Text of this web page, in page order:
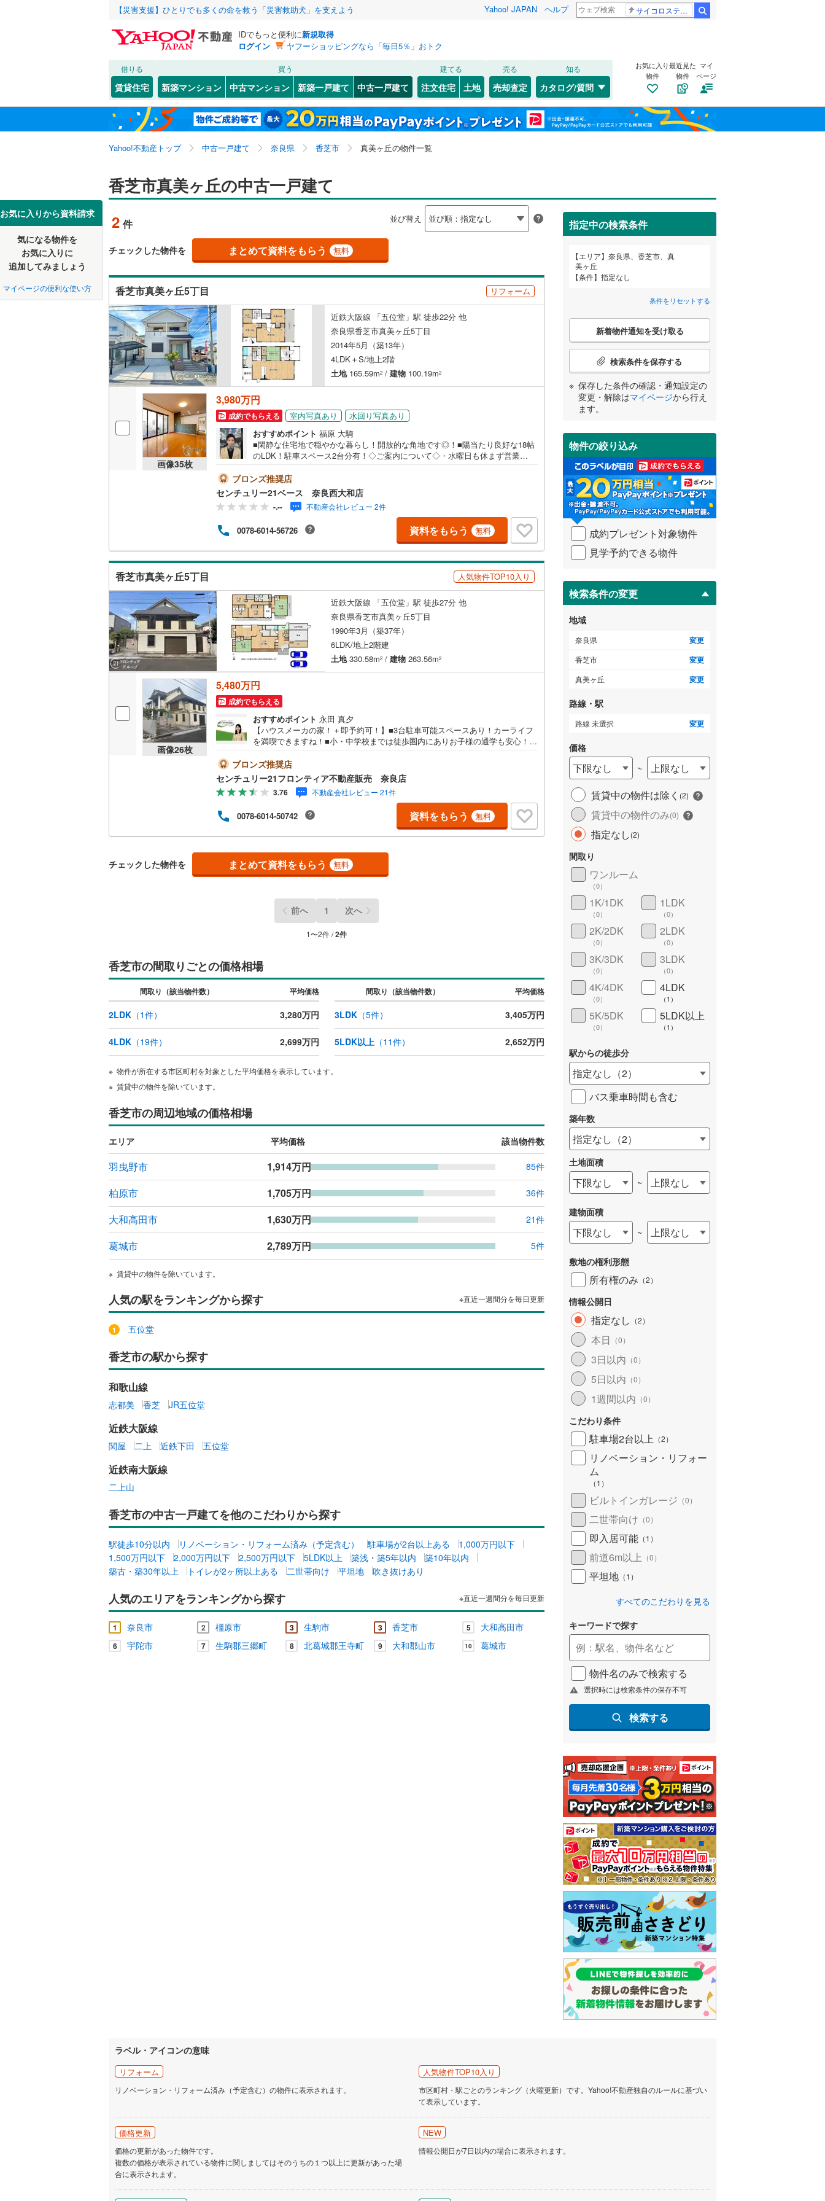
【災害支援】ひとりでも多くの命を救う「災害救助犬」を支えよう Yahoo! JAPAN ヘルプ サイコロステーキ先輩
IDでもっと便利に新規取得
ログイン
ヤフーショッピングなら「毎日5％」おトク
借りる
賃貸住宅
買う
新築マンション 中古マンション 新築一戸建て 中古一戸建て
建てる
注文住宅 土地
売る
売却査定
知る
カタログ/質問
お気に入り
物件
最近見た
物件
マイ
ページ
Yahoo!不動産トップ 中古一戸建て 奈良県 香芝市 真美ヶ丘の物件一覧
お気に入りから資料請求
気になる物件を
お気に入りに
追加してみましょう
マイページの便利な使い方
香芝市真美ヶ丘の中古一戸建て
2 件 並び替え
チェックした物件を まとめて資料をもらう 無料
香芝市真美ヶ丘5丁目 リフォーム
近鉄大阪線 「五位堂」駅 徒歩22分 他
奈良県香芝市真美ヶ丘5丁目
2014年5月（築13年）
4LDK＋S/地上2階
土地165.59m2 / 建物 100.19m2
画像35枚
3,980万円
成約でもらえる 室内写真あり
水回り写真あり
おすすめポイント 福原 大騎
■閑静な住宅地で穏やかな暮らし！開放的な角地です◎！■陽当たり良好な18帖
のLDK！駐車スペース2台分有！◇ご案内について◇・水曜日も休まず営業
ご対応できます！◇住宅ローンもお任せください！◇・提携銀行多数あり（地
方銀行・都市銀行・信用金庫etc）・優遇後適用金利 0.875％～（審査内容によ
り異なります）--- ◇◇ Yahoo！不動産キャンペーン対象店舗 ◇◇ ----当店で物
件を成約いただくとPayPayボーナスライトがもらえる【Yahoo！不動産/物件ご
成約キャンペーン】の対象になります。「資料をもらう」「見学予約をする」
からエントリーください。※必ずYahoo！ JAPAN IDでログインのうえお問い合
ブロンズ推奨店
センチュリー21ベース 奈良西大和店
-.-- 不動産会社レビュー 2件
0078-6014-56726 資料をもらう 無料
香芝市真美ヶ丘5丁目 人気物件TOP10入り
近鉄大阪線 「五位堂」駅 徒歩27分 他
奈良県香芝市真美ヶ丘5丁目
1990年3月（築37年）
6LDK/地上2階建
土地330.58m2 / 建物 263.56m2
画像26枚
5,480万円
成約でもらえる
おすすめポイント 永田 真夕
【ハウスメーカの家！＋即予約可！】■3台駐車可能スペースあり！カーライフ
を満喫できますね！■小・中学校までは徒歩圏内にありお子様の通学も安心！■
め、開放感があり、室内に光を取り込みやすい構造です。・和室と洋室が両方
あり用途多彩にお使いいただけます！・近隣には商業施設多数あり生活至便！
立地・真美ケ丘第二小学校まで徒歩約6分・真美ケ丘中学校まで徒歩約10分 弊
社が選ばれる理由 1.お金の扱い方のプロ、ファイナンシャルプランナーが資金
計画をサポート！2.買い替えなどにも対応できる売却専門チームあり！3.たくさ
んの銀行と繋がりがあるため、最も低金利になるように審査が可能！4.物件の
お引渡し後に必要になったお家のリフォームも弊社のリフォームプランナーが
ご提案！5.定期的にご連絡を繋ぎ、有事の際に迅速にサポートいたします弊社
は専門家同士が連携をとっているため、より多くの知見がございます。お気軽
にお問合せください！
ブロンズ推奨店
センチュリー21フロンティア不動産販売 奈良店
3.76 不動産会社レビュー 21件
0078-6014-50742 資料をもらう 無料
チェックした物件を まとめて資料をもらう 無料
前へ 1 次へ
1〜2件 /2件
香芝市の間取りごとの価格相場
間取り（該当物件数） 平均価格 間取り（該当物件数） 平均価格
2LDK （1件） 3,280万円 3LDK（5件） 3,405万円
4LDK （19件） 2,699万円 5LDK以上（11件） 2,652万円
物件が所在する市区町村を対象とした平均価格を表示しています。
賃貸中の物件を除いています。
香芝市の周辺地域の価格相場
エリア 平均価格 該当物件数
羽曳野市 1,914万円 85件
柏原市 1,705万円 36件
大和高田市 1,630万円 21件
葛城市 2,789万円 5件
賃貸中の物件を除いています。
人気の駅をランキングから探す ※直近一週間分を毎日更新
五位堂
香芝市の駅から探す
和歌山線
志都美 香芝 JR五位堂
近鉄大阪線
関屋 二上 近鉄下田 五位堂
近鉄南大阪線
二上山
香芝市の中古一戸建てを他のこだわりから探す
駅徒歩10分以内 リノベーション・リフォーム済み（予定含む） 駐車場が2台以上ある
1,000万円以下
1,500万円以下
2,000万円以下 2,500万円以下 5LDK以上 築浅・築5年以内
築10年以内
築古・築30年以上
トイレが2ヶ所以上ある 二世帯向け 平坦地 吹き抜けあり
人気のエリアをランキングから探す ※直近一週間分を毎日更新
1 奈良市 2 橿原市 3 生駒市 3 香芝市 5 大和高田市
6 宇陀市 7 生駒郡三郷町 8 北葛城郡王寺町 9 大和郡山市 10 葛城市
指定中の検索条件
エリア
奈良県、香芝市、真
美ヶ丘
条件
指定なし
条件をリセットする
こ
検
条
件
受
け
取
る
・
条
件
を
イ
ペ
ジ
に
保
存
す
る
新着物件通知を受け取る
検索条件を保存する
保存した条件の確認・通知設定の
変更・解除はマイページから行え
ます。
物件の絞り込み
成約プレゼント対象物件
見学予約できる物件
検索条件の変更
地域
奈良県 変更
香芝市 変更
真美ヶ丘 変更
路線・駅
路線 未選択 変更
価格
下限なし ~
上限なし
賃貸中の物件は除く (2)
賃貸中の物件のみ(0)
指定なし(2)
間取り
ワンルーム
（0）
1K/1DK
（0）
1LDK
（0）
2K/2DK
（0）
2LDK
（0）
3K/3DK
（0）
3LDK
（0）
4K/4DK
（0）
4LDK
（1 ）
5K/5DK
（0）
5LDK以上
（1 ）
駅からの徒歩分
指定なし （2）
バス乗車時間も含む
築年数
指定なし （2）
土地面積
下限なし ~ 上限なし
建物面積
下限なし ~ 上限なし
敷地の権利形態
所有権のみ （2）
情報公開日
指定なし （2）
本日 （0）
3日以内 （0）
5日以内 （0）
1週間以内 （0）
こだわり条件
駐車場2台以上 （2）
リノベーション・リフォー
ム
（1 ）
ビルトインガレージ （0）
二世帯向け （0）
即入居可能 （1 ）
前道6m以上 （0）
平坦地 （1 ）
すべてのこだわりを見る
キーワードで探す
物件名のみで検索する
選択時には検索条件の保存不可
検索する
ラベル・アイコンの意味
リフォーム
リノベーション・リフォーム済み（予定含む）の物件に表示されます。
人気物件TOP10入り
市区町村・駅ごとのランキング（火曜更新）です。Yahoo!不動産独自のルールに基づい
て表示しています。
価格更新
価格の更新があった物件です。
複数の価格が表示されている物件に関しましてはそのうちの１つ以上に更新があった場
合に表示されます。
NEW
情報公開日が7日以内の場合に表示されます。
北海道 北海道
東北 青森 岩手 宮城 秋田 山形 福島
関東 東京 神奈川 埼玉 千葉
信越・北陸 新潟 長野
三重
近畿 大阪 兵庫
中国 鳥取 島根 岡山 広島 山口
四国 徳島 愛媛 高知
九州・沖縄 福岡 佐賀 長崎 鹿児島 沖縄
該当物件0 件 この条件で検索する
奈良市(95) 大和高田市(21) 大和郡山市(18)
天理市(16) 橿原市(25) 桜井市(21)
五條市
1) 御所市(
香芝市(37
山辺郡山添村(0) 生駒郡平群町(10) 生駒郡三郷町(9)
生駒郡安堵町 (5) 磯城郡川西町(2)
磯城郡三宅町(3)
高市郡明日香村
) 14)
北葛城郡河合町
吉野郡吉野町(0 吉野郡大淀町(1)
吉野郡下市町( 吉野郡黒滝村 吉野郡天川村(0)
吉野郡野迫川村
吉野郡下北山村(0)
吉野郡上北山村(0) 吉野郡川上村(0) 吉野郡東吉野村(0)
該当物件0 件 この条件で検索する
穴虫(3) 磯壁(4) 鎌田(1)
上中(3) 北今市(1) 狐井(1)
五位堂
1) 下田東(
関屋北(4
良福寺(1) 白鳳台(2) 真美ヶ丘(2)
旭ケ丘(5)
該当物件0 件 この条件で検索する
JR 関西本線（JR西日本）(0) 奈良線(0) 桜井線(0)
和歌山線(2)
私鉄・その他 近鉄大阪線(2) 近鉄奈良線(0) 近鉄橿原線(0)
近鉄御所線
)
近鉄田原本線(0) 近鉄けいはんな線(0) 近鉄生駒ケーブル(0)
該当物件0 件 この条件で検索する
該当物件0 件 この条件で検索する
こだわり条件 リフォーム、リノベーション
リノベーション・リフォーム
（1）
築古・築30年以上（1）
設備
床暖房（
駐車場2台以上（2） ビルトインガレージ（0） 太陽光発電システム（0）
（0）
防犯カメラ（ 0）
（0）
）
二世帯向け（ 平屋・1階建て（ 3階建て以上（0）
サービスルーム（納戸）（2）
最寄りの駅が始発駅 小学校まで1km以内（2）
配置、向き、建ち方、日当たり
前道6m以上（0） 角地（1） 南道路（0）
平坦地（1）
LD
リビングダイニング15畳以上
独立型キッチン 対面キッチン（
販売、価格、契約、入居関連など
即入居可能（1）
浴室
浴室乾燥機あり ）
収納
ウォークインクローゼット
（0）
バルコニー、庭
ウッドデッキあり（0）
構造・規模・施工・品質・工法関連
長期優良住宅 ）
オンライン内見(相談)可
オンライン対応とは？ 詳しく見る
該当物件0 件 この条件で検索する
検索条件を保存しました
この検索条件の新着物件通知は、 マイページから設定できます。
保存した条件を見る
奈良県、香芝市、真美ヶ丘
検索条件を保存する
マイページ
お気に入りリストを見る
閉じる
お気に入りリストを見る
閉じる